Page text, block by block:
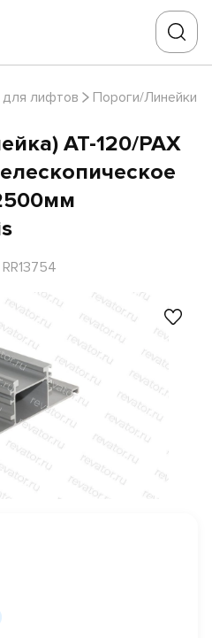
лифтов Пороги/Линейки
AT-120/PAX